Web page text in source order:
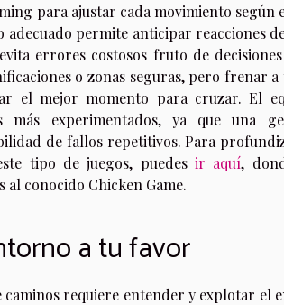
para ajustar cada movimiento según
permite anticipar reacciones
errores costosos fruto de
o zonas seguras, pero frenar
el mejor momento para cruzar. El
más experimentados, ya que una
de fallos repetitivos. Para
tipo de juegos, puedes ir aquí,
al conocido Chicken Game.
a tu favor
requiere entender y explotar el